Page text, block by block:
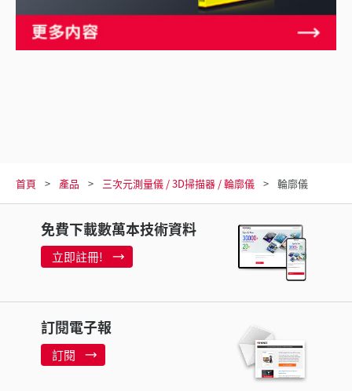
首頁 產品 三次元測量儀 / 3D掃描器 / 輪廓儀 輪廓儀
免費下載數萬本技術資料
立即註冊!
訂閱電子報
訂閱